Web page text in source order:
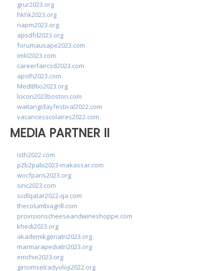
grur2023.org
hkhk2023.org
napm2023.org
apsdfd2023.org
forumausape2023.com
imkl2023.com
careerfaircsd2023.com
apsth2023.com
MedItRio2023.org
lcicon2023boston.com
waitangidayfestival2022.com
vacancesscolaires2022.com
MEDIA PARTNER II
isth2022.com
p2b2pabi2023-makassar.com
wocfparis2023.org
sinc2023.com
scdlqatar2022-qa.com
thecolumbiagrill.com
provisionscheeseandwineshoppe.com
khedi2023.org
akademikgeriatri2023.org
marmarapediatri2023.org
emchie2023.org
girisimselradyoloji2022.org